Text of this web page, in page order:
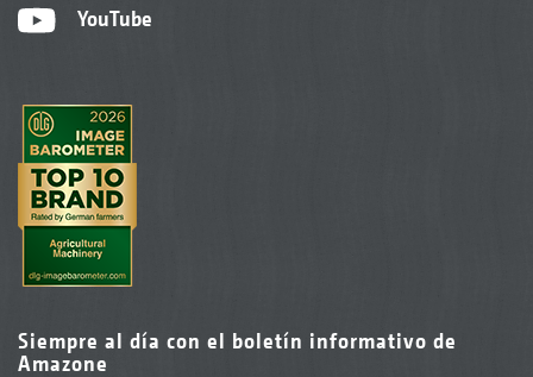
YouTube
Siempre al día con el boletín informativo de
Amazone